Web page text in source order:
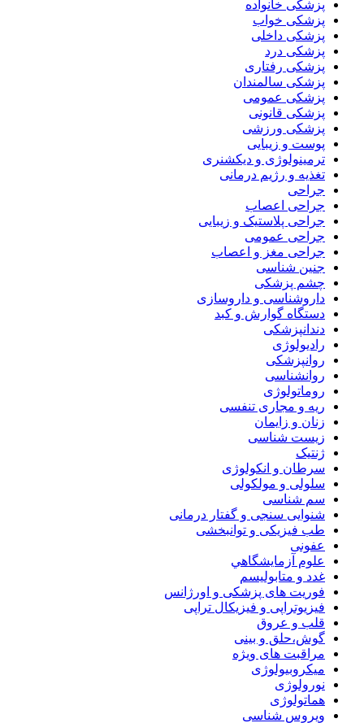
پزشکی خانواده
پزشکی خواب
پزشکی داخلی
پزشکی درد
پزشکی رفتاری
پزشکی سالمندان
پزشکی عمومی
پزشکی قانونی
پزشکی ورزشی
پوست و زیبایی
ترمینولوژی و دیکشنری
تغذیه و رژیم درمانی
جراحی
جراحی اعصاب
جراحی پلاستیک و زیبایی
جراحی عمومی
جراحی مغز و اعصاب
جنین شناسی
چشم پزشکی
داروشناسی و داروسازی
دستگاه گوارش و کبد
دندانپزشکی
رادیولوژی
روانپزشکی
روانشناسی
روماتولوژی
ریه و مجاری تنفسی
زنان و زایمان
زیست شناسی
ژنتیک
سرطان و انکولوژی
سلولی و مولکولی
سم شناسی
شنوایی سنجی و گفتار درمانی
طب فیزیکی و توانبخشی
عفونی
علوم آزمايشگاهي
غدد و متابولیسم
فوریت های پزشکی و اورژانس
فیزیوتراپی و فیزیکال تراپی
قلب و عروق
گوش،حلق و بینی
مراقبت های ویژه
میکروبیولوژی
نورولوژی
هماتولوژی
ویروس شناسی